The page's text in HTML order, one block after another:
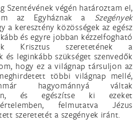
Szentévének végén határoztam el,
az Egyháznak a Szegények
a keresztény közösségek az egész
és egyre jobban kézzelfogható
Krisztus szeretetének a
és leginkább szükséget szenvedők
hogy ez a világnap társuljon az
többi világnap mellé,
hagyománnyá váltak
és egészítse ki ezeket
felmutatva Jézus
szeretetét a szegények iránt.